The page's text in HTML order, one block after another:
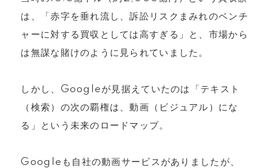
は、「赤字を垂れ流し、訴訟リスクまみれのベンチ
ャーに対する買収としては高すぎる」と、市場から
は無謀な賭けのように見られていました。
しかし、Googleが見据えていたのは「テキスト
（検索）の次の覇権は、動画（ビジュアル）にな
る」という未来のロードマップ。
Googleも自社の動画サービスがありましたが、